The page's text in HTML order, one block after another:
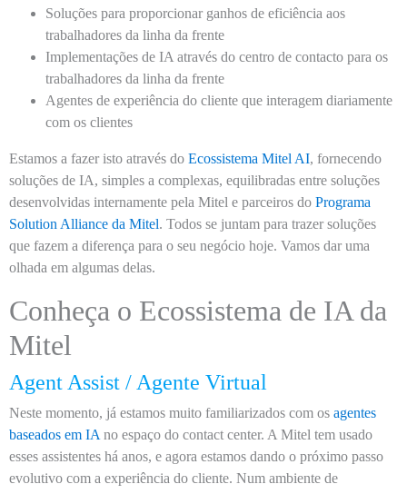
Soluções para proporcionar ganhos de eficiência aos
trabalhadores da linha da frente
Implementações de IA através do centro de contacto para os
trabalhadores da linha da frente
Agentes de experiência do cliente que interagem diariamente
com os clientes
Estamos a fazer isto através do Ecossistema Mitel AI, fornecendo
soluções de IA, simples a complexas, equilibradas entre soluções
desenvolvidas internamente pela Mitel e parceiros do Programa
Solution Alliance da Mitel. Todos se juntam para trazer soluções
que fazem a diferença para o seu negócio hoje. Vamos dar uma
olhada em algumas delas.
Conheça o Ecossistema de IA da
Mitel
Agent Assist / Agente Virtual
Neste momento, já estamos muito familiarizados com os agentes
baseados em IA no espaço do contact center. A Mitel tem usado
esses assistentes há anos, e agora estamos dando o próximo passo
evolutivo com a experiência do cliente. Num ambiente de